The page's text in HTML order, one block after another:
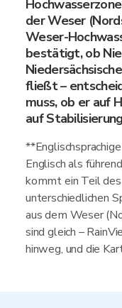
der Weser
Weser-
bestätigt, ob
fließt –
muss, ob er auf
auf
Englisch als
kommt ein Teil
unterschiedlichen
aus dem Weser
sind gleich –
hinweg, und die